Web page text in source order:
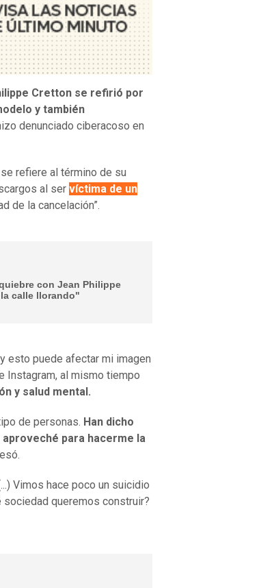
Cretton se refirió por
y también
denunciado ciberacoso en
refiere al término de su
al ser víctima de un
de la cancelación”.
con Jean Philippe
calle llorando"
esto puede afectar mi imagen
Instagram, al mismo tiempo
y salud mental.
de personas. Han dicho
para hacerme la
Vimos hace poco un suicidio
queremos construir?